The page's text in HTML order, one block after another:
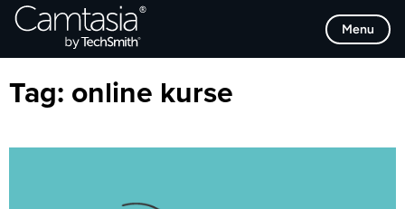
Direkt
zum
Menu
Browse Categories
Tag: online kurse